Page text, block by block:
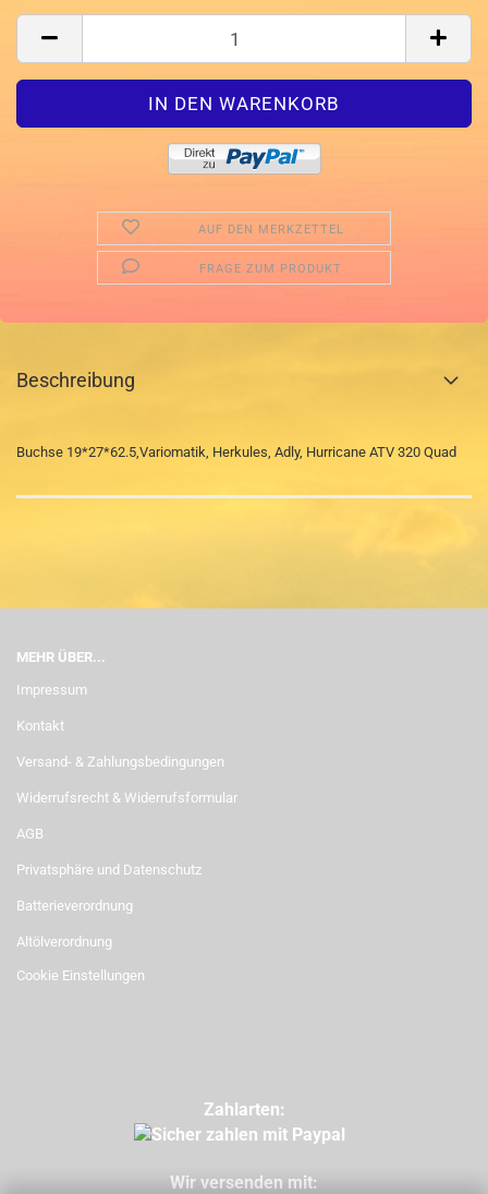
AUF DEN MERKZETTEL
FRAGE ZUM PRODUKT
Beschreibung
Buchse 19*27*62.5,Variomatik, Herkules, Adly, Hurricane ATV 320 Quad
MEHR ÜBER...
Impressum
Kontakt
Versand- & Zahlungsbedingungen
Widerrufsrecht & Widerrufsformular
AGB
Privatsphäre und Datenschutz
Batterieverordnung
Altölverordnung
Cookie Einstellungen
Zahlarten:
Wir versenden mit: